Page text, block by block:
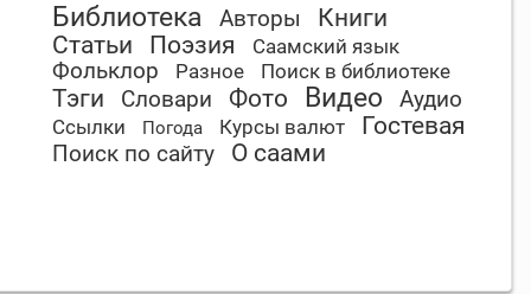
Библиотека Авторы
Книги
Статьи
Поэзия Саамский язык
Фольклор Разное Поиск в библиотеке
Тэги Словари Фото Видео Аудио
Ссылки Погода Курсы валют Гостевая
Поиск по сайту О саами